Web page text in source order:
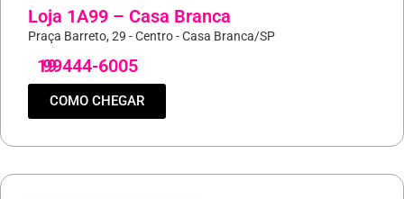
Loja 1A99 – Casa Branca
Praça Barreto, 29 - Centro - Casa Branca/SP
19
99444-6005
COMO CHEGAR